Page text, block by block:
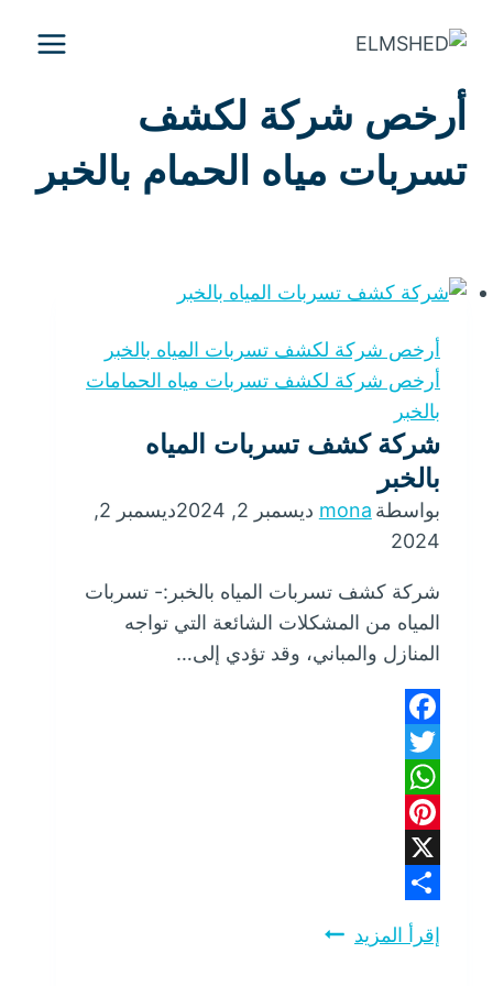
إلى
أرخص شركة لكشف
تسربات مياه الحمام بالخبر
أرخص شركة لكشف تسربات المياه بالخبر
أرخص شركة لكشف تسربات مياه الحمامات
بالخبر
شركة كشف تسربات المياه
بالخبر
بواسطة mona ديسمبر 2, 2024
ديسمبر 2,
2024
شركة كشف تسربات المياه بالخبر:- تسربات
المياه من المشكلات الشائعة التي تواجه
المنازل والمباني، وقد تؤدي إلى…
Facebook
Twitter
WhatsApp
Pinterest
X
Share
إقرأ المزيد شركة